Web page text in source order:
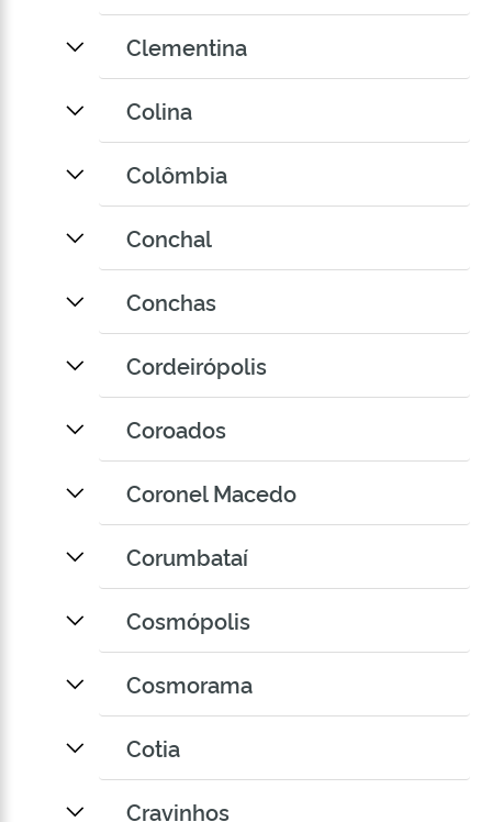
Clementina
Colina
Colômbia
Conchal
Conchas
Cordeirópolis
Coroados
Coronel Macedo
Corumbataí
Cosmópolis
Cosmorama
Cotia
Cravinhos